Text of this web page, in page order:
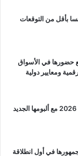
بأقل من التوقعات
حضورها في الأسواق
ومعايير دولية
لطيفة تعود بقوة في صيف 2026 مع ألبومها الجديد
في أول انطلاقة